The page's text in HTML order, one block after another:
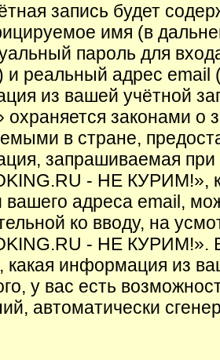
запись будет
имя (в
пароль для
и реальный адрес
из вашей учётной
законами о
в стране,
запрашиваемая при
- НЕ КУРИМ!»,
вашего адреса email,
ко вводу, на
- НЕ КУРИМ!».
какая информация из
у вас есть
автоматически